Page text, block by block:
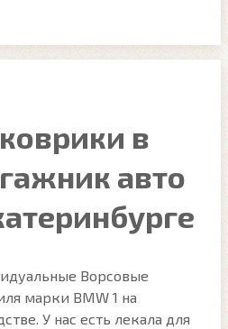
в
авто
Ворсовые
марки BMW 1 на
У нас есть лекала для